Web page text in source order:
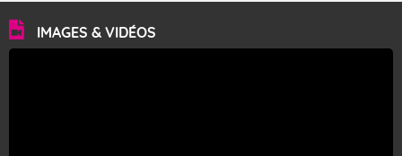
IMAGES & VIDÉOS